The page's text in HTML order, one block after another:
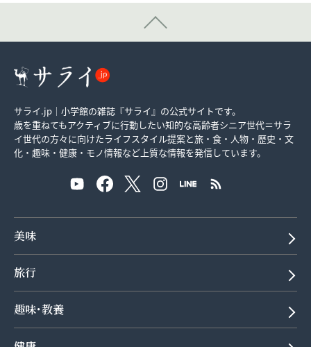
サライ.jp｜小学館の雑誌『サライ』の公式サイトです。
歳を重ねてもアクティブに行動したい知的な高齢者シニア世代＝サラ
イ世代の方々に向けたライフスタイル提案と旅・食・人物・歴史・文
化・趣味・健康・モノ情報など上質な情報を発信しています。
美味
旅行
趣味･教養